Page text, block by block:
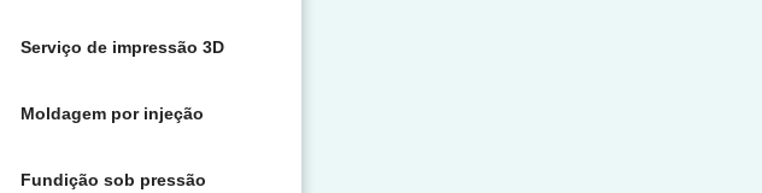
Serviço de impressão 3D
Moldagem por injeção
Fundição sob pressão